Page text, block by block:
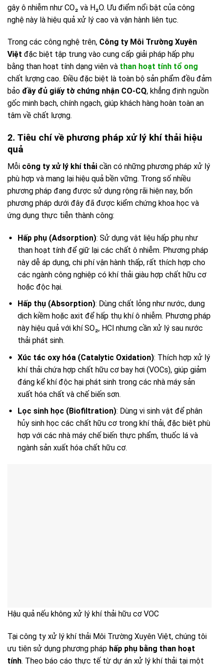
gây ô nhiễm như CO₂ và H₂O. Ưu điểm nổi bật của công
nghệ này là hiệu quả xử lý cao và vận hành liên tục.
Trong các công nghệ trên, Công ty Môi Trường Xuyên
Việt đặc biệt tập trung vào cung cấp giải pháp hấp phụ
bằng than hoạt tính dạng viên và than hoạt tính tổ ong
chất lượng cao. Điều đặc biệt là toàn bộ sản phẩm đều đảm
bảo đầy đủ giấy tờ chứng nhận CO-CQ, khẳng định nguồn
gốc minh bạch, chính ngạch, giúp khách hàng hoàn toàn an
tâm về chất lượng.
2. Tiêu chí về phương pháp xử lý khí thải hiệu
quả
Mỗi công ty xử lý khí thải cần có những phương pháp xử lý
phù hợp và mang lại hiệu quả bền vững. Trong số nhiều
phương pháp đang được sử dụng rộng rãi hiện nay, bốn
phương pháp dưới đây đã được kiểm chứng khoa học và
ứng dụng thực tiễn thành công:
Hấp phụ (Adsorption): Sử dụng vật liệu hấp phụ như
than hoạt tính để giữ lại các chất ô nhiễm. Phương pháp
này dễ áp dụng, chi phí vận hành thấp, rất thích hợp cho
các ngành công nghiệp có khí thải giàu hợp chất hữu cơ
hoặc độc hại.
Hấp thụ (Absorption): Dùng chất lỏng như nước, dung
dịch kiềm hoặc axit để hấp thụ khí ô nhiễm. Phương pháp
này hiệu quả với khí SO₂, HCl nhưng cần xử lý sau nước
thải phát sinh.
Xúc tác oxy hóa (Catalytic Oxidation): Thích hợp xử lý
khí thải chứa hợp chất hữu cơ bay hơi (VOCs), giúp giảm
đáng kể khí độc hại phát sinh trong các nhà máy sản
xuất hóa chất và chế biến sơn.
Lọc sinh học (Biofiltration): Dùng vi sinh vật để phân
hủy sinh học các chất hữu cơ trong khí thải, đặc biệt phù
hợp với các nhà máy chế biến thực phẩm, thuốc lá và
ngành sản xuất hóa chất hữu cơ.
Hậu quả nếu không xử lý khí thải hữu cơ VOC
Tại công ty xử lý khí thải Môi Trường Xuyên Việt, chúng tôi
ưu tiên sử dụng phương pháp hấp phụ bằng than hoạt
tính. Theo báo cáo thực tế từ dự án xử lý khí thải tại một